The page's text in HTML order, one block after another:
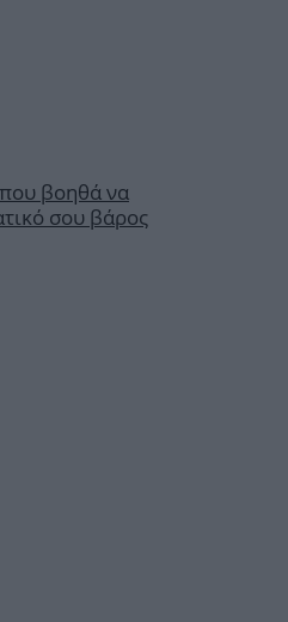
που βοηθά να
σου βάρος